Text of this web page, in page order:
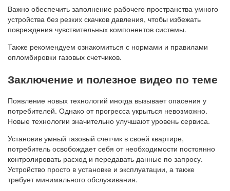
Важно обеспечить заполнение рабочего пространства умного
устройства без резких скачков давления, чтобы избежать
повреждения чувствительных компонентов системы.
Также рекомендуем ознакомиться с нормами и правилами
опломбировки газовых счетчиков.
Заключение и полезное видео по теме
Появление новых технологий иногда вызывает опасения у
потребителей. Однако от прогресса укрыться невозможно.
Новые технологии значительно улучшают уровень сервиса.
Установив умный газовый счетчик в своей квартире,
потребитель освобождает себя от необходимости постоянно
контролировать расход и передавать данные по запросу.
Устройство просто в установке и эксплуатации, а также
требует минимального обслуживания.